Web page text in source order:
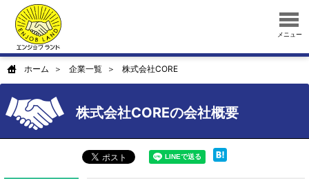
メニュー
ホーム 企業一覧 株式会社CORE
株式会社COREの会社概要